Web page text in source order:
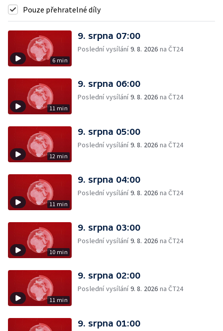
Pouze přehratelné díly
6 min
9. srpna 07:00
Poslední vysílání9. 8. 2026 na ČT24
11 min
9. srpna 06:00
Poslední vysílání9. 8. 2026 na ČT24
12 min
9. srpna 05:00
Poslední vysílání9. 8. 2026 na ČT24
11 min
9. srpna 04:00
Poslední vysílání9. 8. 2026 na ČT24
10 min
9. srpna 03:00
Poslední vysílání9. 8. 2026 na ČT24
11 min
9. srpna 02:00
Poslední vysílání9. 8. 2026 na ČT24
9. srpna 01:00